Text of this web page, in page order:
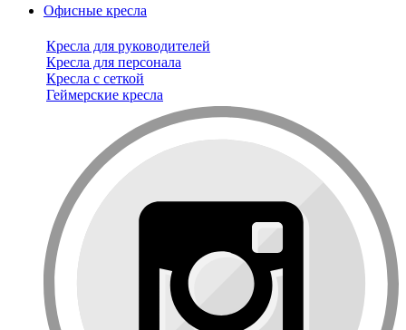
Офисные кресла
Кресла для руководителей
Кресла для персонала
Кресла с сеткой
Геймерские кресла